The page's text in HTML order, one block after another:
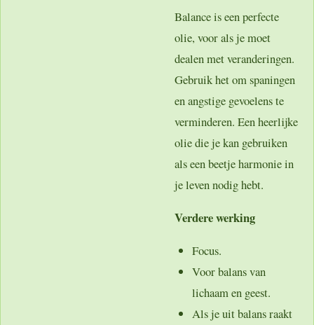
Balance is een perfecte
olie, voor als je moet
dealen met veranderingen.
Gebruik het om spaningen
en angstige gevoelens te
verminderen. Een heerlijke
olie die je kan gebruiken
als een beetje harmonie in
je leven nodig hebt.
Verdere werking
Focus.
Voor balans van
lichaam en geest.
Als je uit balans raakt